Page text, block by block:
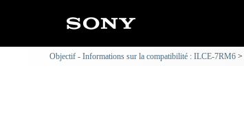
Objectif - Informations sur la compatibilité : ILCE-7RM6